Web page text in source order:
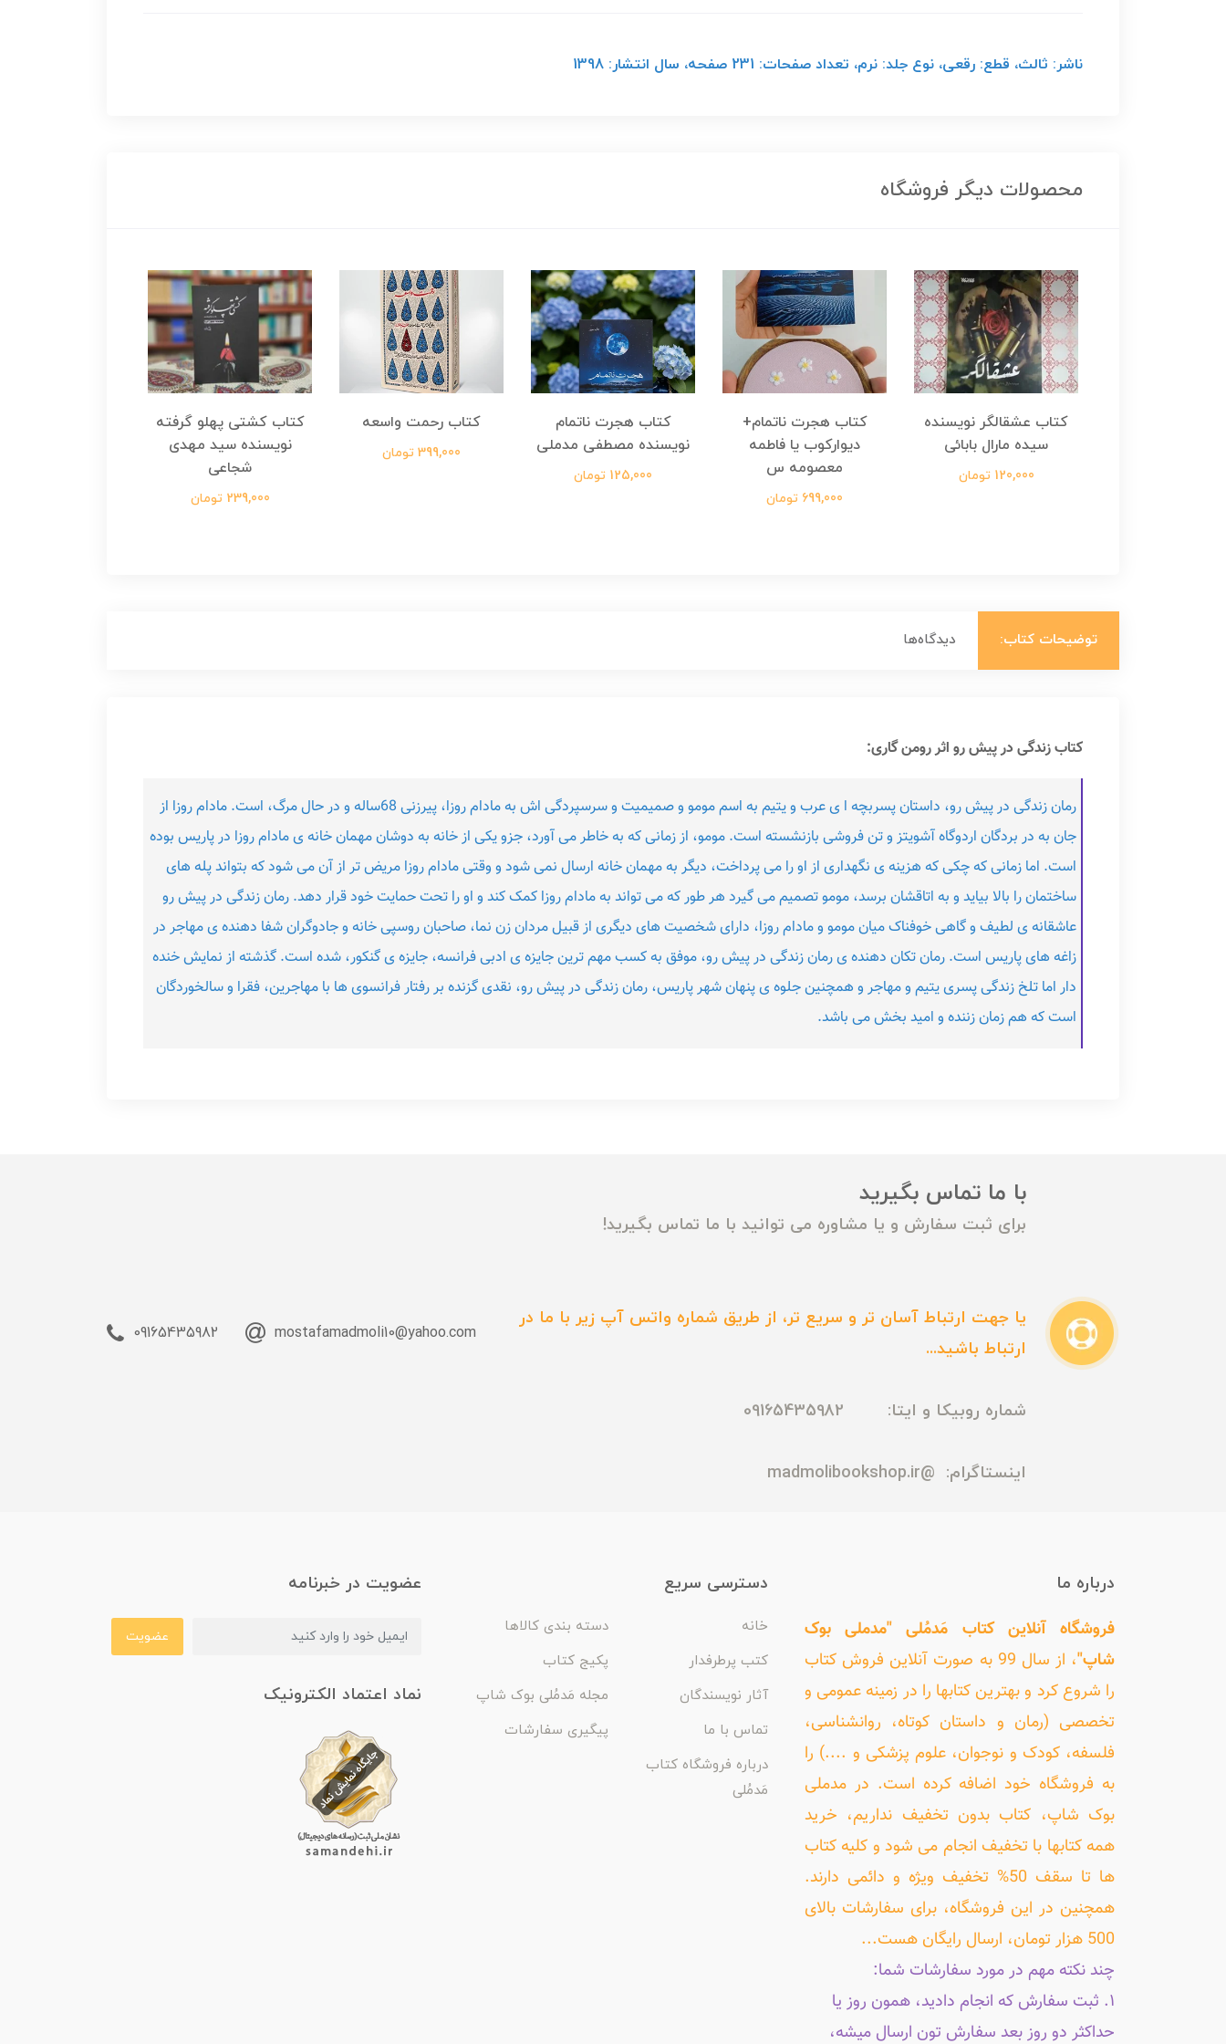
ناشر: ثالث، قطع: رقعی، نوع جلد: نرم، تعداد صفحات: 231 صفحه، سال انتشار: 1398
محصولات دیگر فروشگاه
کتاب عشقالگر نویسنده
سیده مارال بابائی
120,000 تومان
کتاب هجرت ناتمام+
دیوارکوب یا فاطمه
معصومه س
699,000 تومان
کتاب هجرت ناتمام
نویسنده مصطفی مدملی
125,000 تومان
کتاب رحمت واسعه
399,000 تومان
کتاب کشتی پهلو گرفته
نویسنده سید مهدی
شجاعی
239,000 تومان
توضیحات کتاب: دیدگاه‌ها
کتاب زندگی در پیش رو اثر رومن گاری:
رمان زندگی در پیش رو، داستان پسربچه ا ی عرب و یتیم به اسم مومو و صمیمیت و سرسپردگی اش به مادام روزا، پیرزنی 68ساله و در حال مرگ، است. مادام روزا از
جان به در بردگان اردوگاه آشویتز و تن فروشی بازنشسته است. مومو، از زمانی که به خاطر می آورد، جزو یکی از خانه به دوشان مهمان خانه ی مادام روزا در پاریس بوده
است. اما زمانی که چکی که هزینه ی نگهداری از او را می پرداخت، دیگر به مهمان خانه ارسال نمی شود و وقتی مادام روزا مریض تر از آن می شود که بتواند پله های
ساختمان را بالا بیاید و به اتاقشان برسد، مومو تصمیم می گیرد هر طور که می تواند به مادام روزا کمک کند و او را تحت حمایت خود قرار دهد. رمان زندگی در پیش رو
عاشقانه ی لطیف و گاهی خوفناک میان مومو و مادام روزا، دارای شخصیت های دیگری از قبیل مردان زن نما، صاحبان روسپی خانه و جادوگران شفا دهنده ی مهاجر در
زاغه های پاریس است. رمان تکان دهنده ی رمان زندگی در پیش رو، موفق به کسب مهم ترین جایزه ی ادبی فرانسه، جایزه ی گنکور، شده است. گذشته از نمایش خنده
دار اما تلخ زندگی پسری یتیم و مهاجر و همچنین جلوه ی پنهان شهر پاریس، رمان زندگی در پیش رو، نقدی گزنده بر رفتار فرانسوی ها با مهاجرین، فقرا و سالخوردگان
است که هم زمان زننده و امید بخش می باشد.
با ما تماس بگیرید
برای ثبت سفارش و یا مشاوره می توانید با ما تماس بگیرید!
یا جهت ارتباط آسان تر و سریع تر، از طریق شماره واتس آپ زیر با ما در
ارتباط باشید...
شماره روبیکا و ایتا: 09165435982
اینستاگرام: @madmolibookshop.ir
mostafamadmoli10@yahoo.com
09165435982
درباره ما
فروشگاه آنلاین کتاب مَدمُلی "مدملی بوک
شاپ"
، از سال 99 به صورت آنلاین فروش کتاب
را شروع کرد و بهترین کتابها را در زمینه عمومی و
تخصصی (رمان و داستان کوتاه، روانشناسی،
فلسفه، کودک و نوجوان، علوم پزشکی و ....) را
به فروشگاه خود اضافه کرده است. در مدملی
بوک شاپ، کتاب بدون تخفیف نداریم، خرید
همه کتابها با تخفیف انجام می شود و کلیه کتاب
ها تا سقف 50% تخفیف ویژه و دائمی دارند.
همچنین در این فروشگاه، برای سفارشات بالای
500 هزار تومان، ارسال رایگان هست...
چند نکته مهم در مورد سفارشات شما:
۱. ثبت سفارش که انجام دادید، همون روز یا
حداکثر دو روز بعد سفارش تون ارسال میشه،
دسترسی سریع
خانه
دسته بندی کالاها
کتب پرطرفدار
پکیج کتاب
آثار نویسندگان
مجله مَدمُلی بوک شاپ
تماس با ما
پیگیری سفارشات
درباره فروشگاه کتاب
مَدمُلی
عضویت در خبرنامه
عضویت
نماد اعتماد الکترونیک